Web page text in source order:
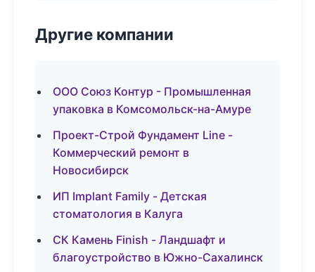
Другие компании
ООО Союз Контур - Промышленная
упаковка в Комсомольск-на-Амуре
Проект-Строй Фундамент Line -
Коммерческий ремонт в
Новосибирск
ИП Implant Family - Детская
стоматология в Калуга
СК Камень Finish - Ландшафт и
благоустройство в Южно-Сахалинск